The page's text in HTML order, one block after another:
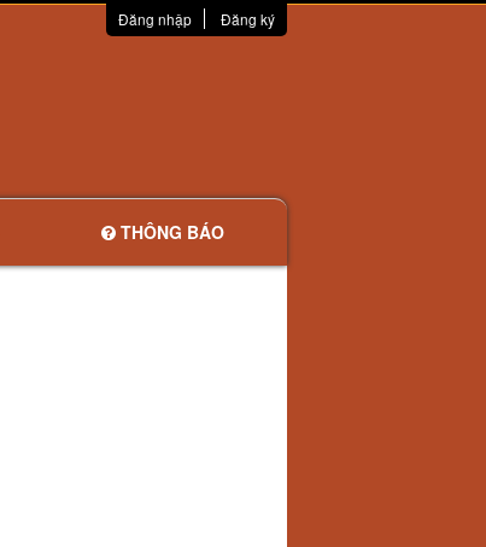
Đăng nhập Đăng ký
THÔNG BÁO